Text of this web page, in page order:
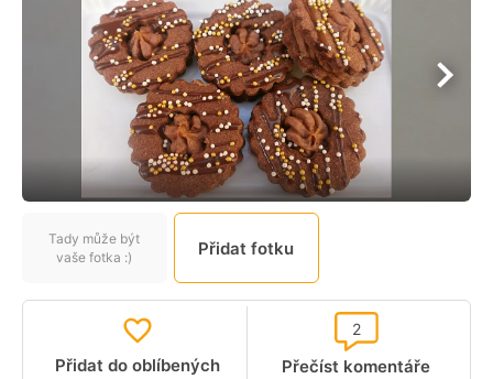
Tady může být
vaše fotka :)
Přidat fotku
Přidat do oblíbených Přečíst komentáře
2